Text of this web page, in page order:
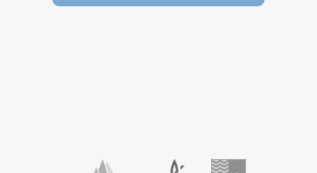
Július első hetén a Kékszalag Port